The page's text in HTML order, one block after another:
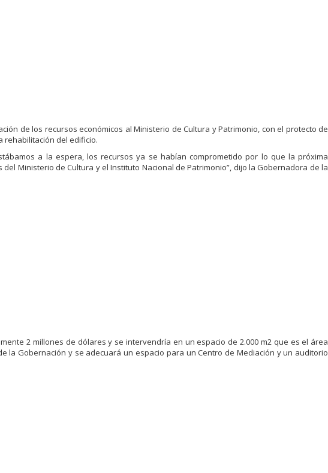
de los recursos económicos al Ministerio de Cultura y Patrimonio, con el protecto de
rehabilitación del edificio.
a la espera, los recursos ya se habían comprometido por lo que la próxima
Ministerio de Cultura y el Instituto Nacional de Patrimonio”, dijo la Gobernadora de la
2 millones de dólares y se intervendría en un espacio de 2.000 m2 que es el área
la Gobernación y se adecuará un espacio para un Centro de Mediación y un auditorio